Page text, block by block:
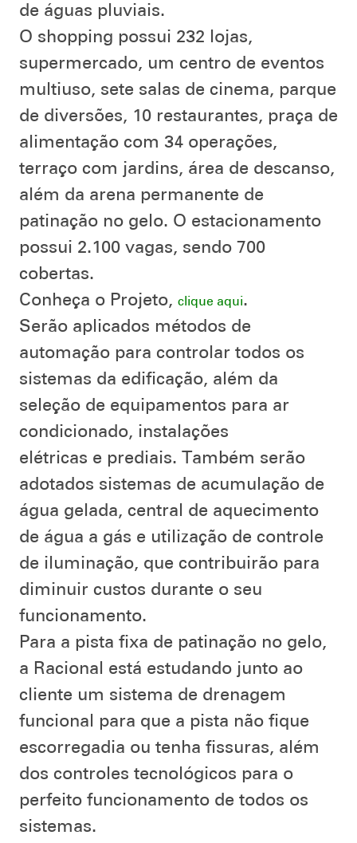
de águas pluviais.
O shopping possui 232 lojas,
supermercado, um centro de eventos
multiuso, sete salas de cinema, parque
de diversões, 10 restaurantes, praça de
alimentação com 34 operações,
terraço com jardins, área de descanso,
além da arena permanente de
patinação no gelo. O estacionamento
possui 2.100 vagas, sendo 700
cobertas.
Conheça o Projeto, clique aqui.
Serão aplicados métodos de
automação para controlar todos os
sistemas da edificação, além da
seleção de equipamentos para ar
condicionado, instalações
elétricas e prediais. Também serão
adotados sistemas de acumulação de
água gelada, central de aquecimento
de água a gás e utilização de controle
de iluminação, que contribuirão para
diminuir custos durante o seu
funcionamento.
Para a pista fixa de patinação no gelo,
a Racional está estudando junto ao
cliente um sistema de drenagem
funcional para que a pista não fique
escorregadia ou tenha fissuras, além
dos controles tecnológicos para o
perfeito funcionamento de todos os
sistemas.